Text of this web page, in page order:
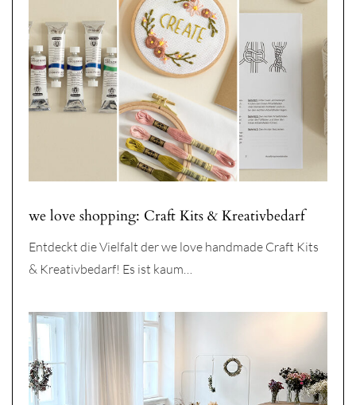
we love shopping: Craft Kits & Kreativbedarf
Entdeckt die Vielfalt der we love handmade Craft Kits
& Kreativbedarf! Es ist kaum…